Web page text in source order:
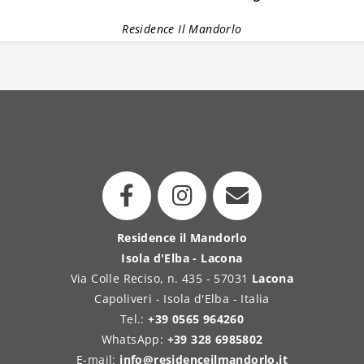
Residence Il Mandorlo
Residence il Mandorlo
Isola d'Elba - Lacona
Via Colle Reciso, n. 435 - 57031 Lacona
Capoliveri - Isola d'Elba - Italia
Tel.:+39 0565 964260
WhatsApp: +39 328 6985802
E-mail: info@residenceilmandorlo.it